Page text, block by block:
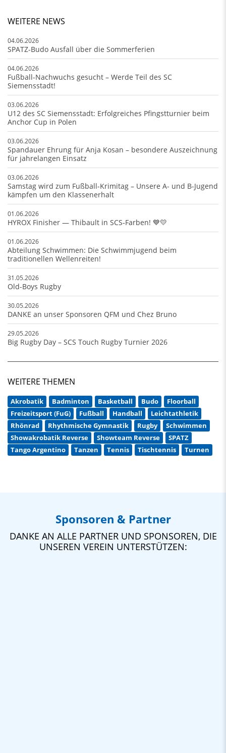
WEITERE NEWS
04.06.2026
SPATZ-Budo Ausfall über die Sommerferien
04.06.2026
Fußball-Nachwuchs gesucht – Werde Teil des SC
Siemensstadt!
03.06.2026
U12 des SC Siemensstadt: Erfolgreiches Pfingstturnier beim
Anchor Cup in Polen
03.06.2026
Spandauer Ehrung für Anja Kosan – besondere Auszeichnung
für jahrelangen Einsatz
03.06.2026
Samstag wird zum Fußball-Krimitag – Unsere A- und B-Jugend
kämpfen um den Klassenerhalt
01.06.2026
HYROX Finisher — Thibault in SCS‑Farben! 💙💛
01.06.2026
Abteilung Schwimmen: Die Schwimmjugend beim
traditionellen Wellenreiten!
31.05.2026
Old-Boys Rugby
30.05.2026
DANKE an unser Sponsoren QFM und Chez Bruno
29.05.2026
Big Rugby Day – SCS Touch Rugby Turnier 2026
WEITERE THEMEN
Akrobatik Badminton Basketball Budo
Floorball
Freizeitsport (FuG)
Fußball Handball
Leichtathletik
Rhönrad
Rhythmische Gymnastik Rugby
Schwimmen
Showakrobatik Reverse
Showteam Reverse
SPATZ
Tango Argentino
Tanzen Tennis Tischtennis Turnen
Sponsoren & Partner
DANKE AN ALLE PARTNER UND SPONSOREN, DIE
UNSEREN VEREIN UNTERSTÜTZEN: